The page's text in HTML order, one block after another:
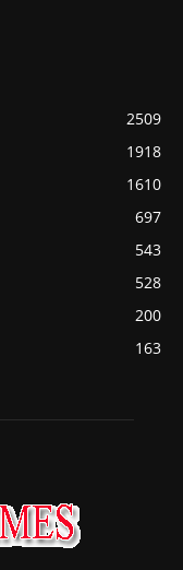
2509
1918
1610
697
543
528
200
163